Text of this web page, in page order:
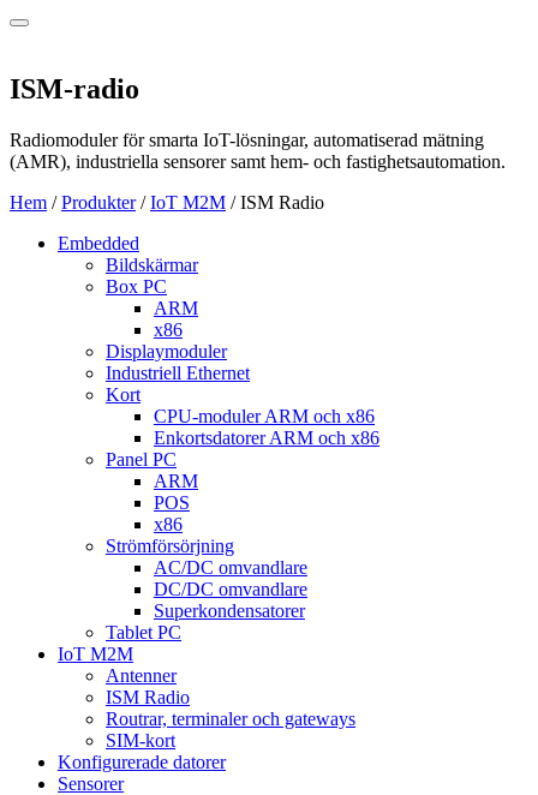
ISM-radio
Radiomoduler för smarta IoT-lösningar, automatiserad mätning
(AMR), industriella sensorer samt hem- och fastighetsautomation.
Hem /Produkter/IoT M2M /ISM Radio
Embedded
Bildskärmar
Box PC
ARM
x86
Displaymoduler
Industriell Ethernet
Kort
CPU-moduler ARM och x86
Enkortsdatorer ARM och x86
Panel PC
ARM
POS
x86
Strömförsörjning
AC/DC omvandlare
DC/DC omvandlare
Superkondensatorer
Tablet PC
IoT M2M
Antenner
ISM Radio
Routrar, terminaler och gateways
SIM-kort
Konfigurerade datorer
Sensorer